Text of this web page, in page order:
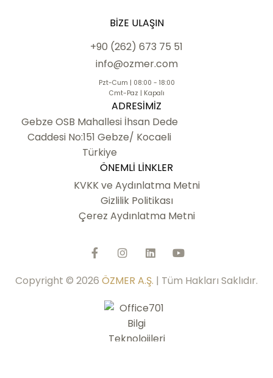
BIZE ULAŞIN
+90 (262) 673 75 51
info@ozmer.com
Pzt-Cum | 08:00 - 18:00
Cmt-Paz | Kapalı
ADRESIMIZ
Gebze OSB Mahallesi İhsan Dede
Caddesi No:151 Gebze/ Kocaeli
Türkiye
ÖNEMLI LINKLER
KVKK ve Aydınlatma Metni
Gizlilik Politikası
Çerez Aydınlatma Metni
Copyright © 2026 ÖZMER A.Ş. | Tüm Hakları Saklıdır.